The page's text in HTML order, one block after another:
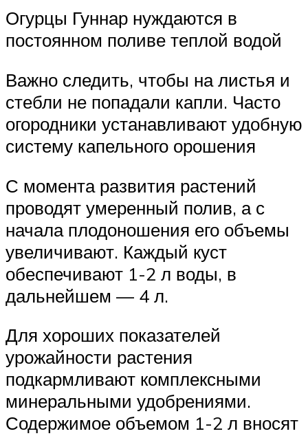
Огурцы Гуннар нуждаются в
постоянном поливе теплой водой
Важно следить, чтобы на листья и
стебли не попадали капли. Часто
огородники устанавливают удобную
систему капельного орошения
С момента развития растений
проводят умеренный полив, а с
начала плодоношения его объемы
увеличивают. Каждый куст
обеспечивают 1-2 л воды, в
дальнейшем — 4 л.
Для хороших показателей
урожайности растения
подкармливают комплексными
минеральными удобрениями.
Содержимое объемом 1-2 л вносят